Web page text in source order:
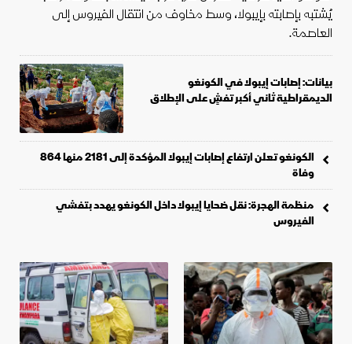
يُشتبه بإصابته بإيبولا، وسط مخاوف من انتقال الفيروس إلى
العاصمة.
بيانات: إصابات إيبولا في الكونغو
الديمقراطية ثاني أكبر تفشٍ على الإطلاق
الكونغو تعلن ارتفاع إصابات إيبولا المؤكدة إلى 2181 منها 864
وفاة
منظمة الهجرة: نقل ضحايا إيبولا داخل الكونغو يهدد بتفشي
الفيروس